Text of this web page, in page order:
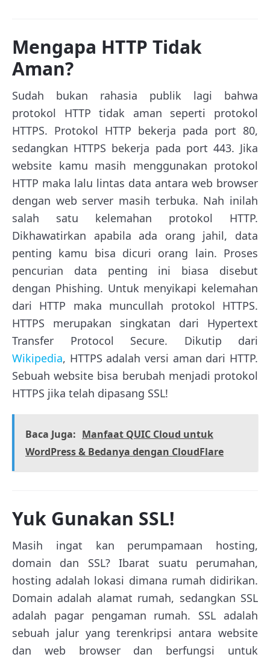
Mengapa HTTP Tidak
Aman?
Sudah bukan rahasia publik lagi bahwa
protokol HTTP tidak aman seperti protokol
HTTPS. Protokol HTTP bekerja pada port 80,
sedangkan HTTPS bekerja pada port 443. Jika
website kamu masih menggunakan protokol
HTTP maka lalu lintas data antara web browser
dengan web server masih terbuka. Nah inilah
salah satu kelemahan protokol HTTP.
Dikhawatirkan apabila ada orang jahil, data
penting kamu bisa dicuri orang lain. Proses
pencurian data penting ini biasa disebut
dengan Phishing. Untuk menyikapi kelemahan
dari HTTP maka muncullah protokol HTTPS.
HTTPS merupakan singkatan dari Hypertext
Transfer Protocol Secure. Dikutip dari
Wikipedia, HTTPS adalah versi aman dari HTTP.
Sebuah website bisa berubah menjadi protokol
HTTPS jika telah dipasang SSL!
Baca Juga: Manfaat QUIC Cloud untuk
WordPress & Bedanya dengan CloudFlare
Yuk Gunakan SSL!
Masih ingat kan perumpamaan hosting,
domain dan SSL? Ibarat suatu perumahan,
hosting adalah lokasi dimana rumah didirikan.
Domain adalah alamat rumah, sedangkan SSL
adalah pagar pengaman rumah. SSL adalah
sebuah jalur yang terenkripsi antara website
dan web browser dan berfungsi untuk